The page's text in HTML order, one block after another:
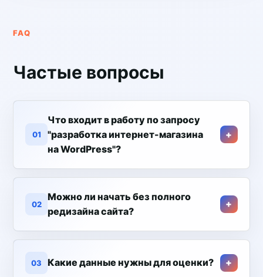
FAQ
Частые вопросы
01
Что входит в работу по запросу
"разработка интернет-магазина
на WordPress"?
02
Можно ли начать без полного
редизайна сайта?
03 Какие данные нужны для оценки?